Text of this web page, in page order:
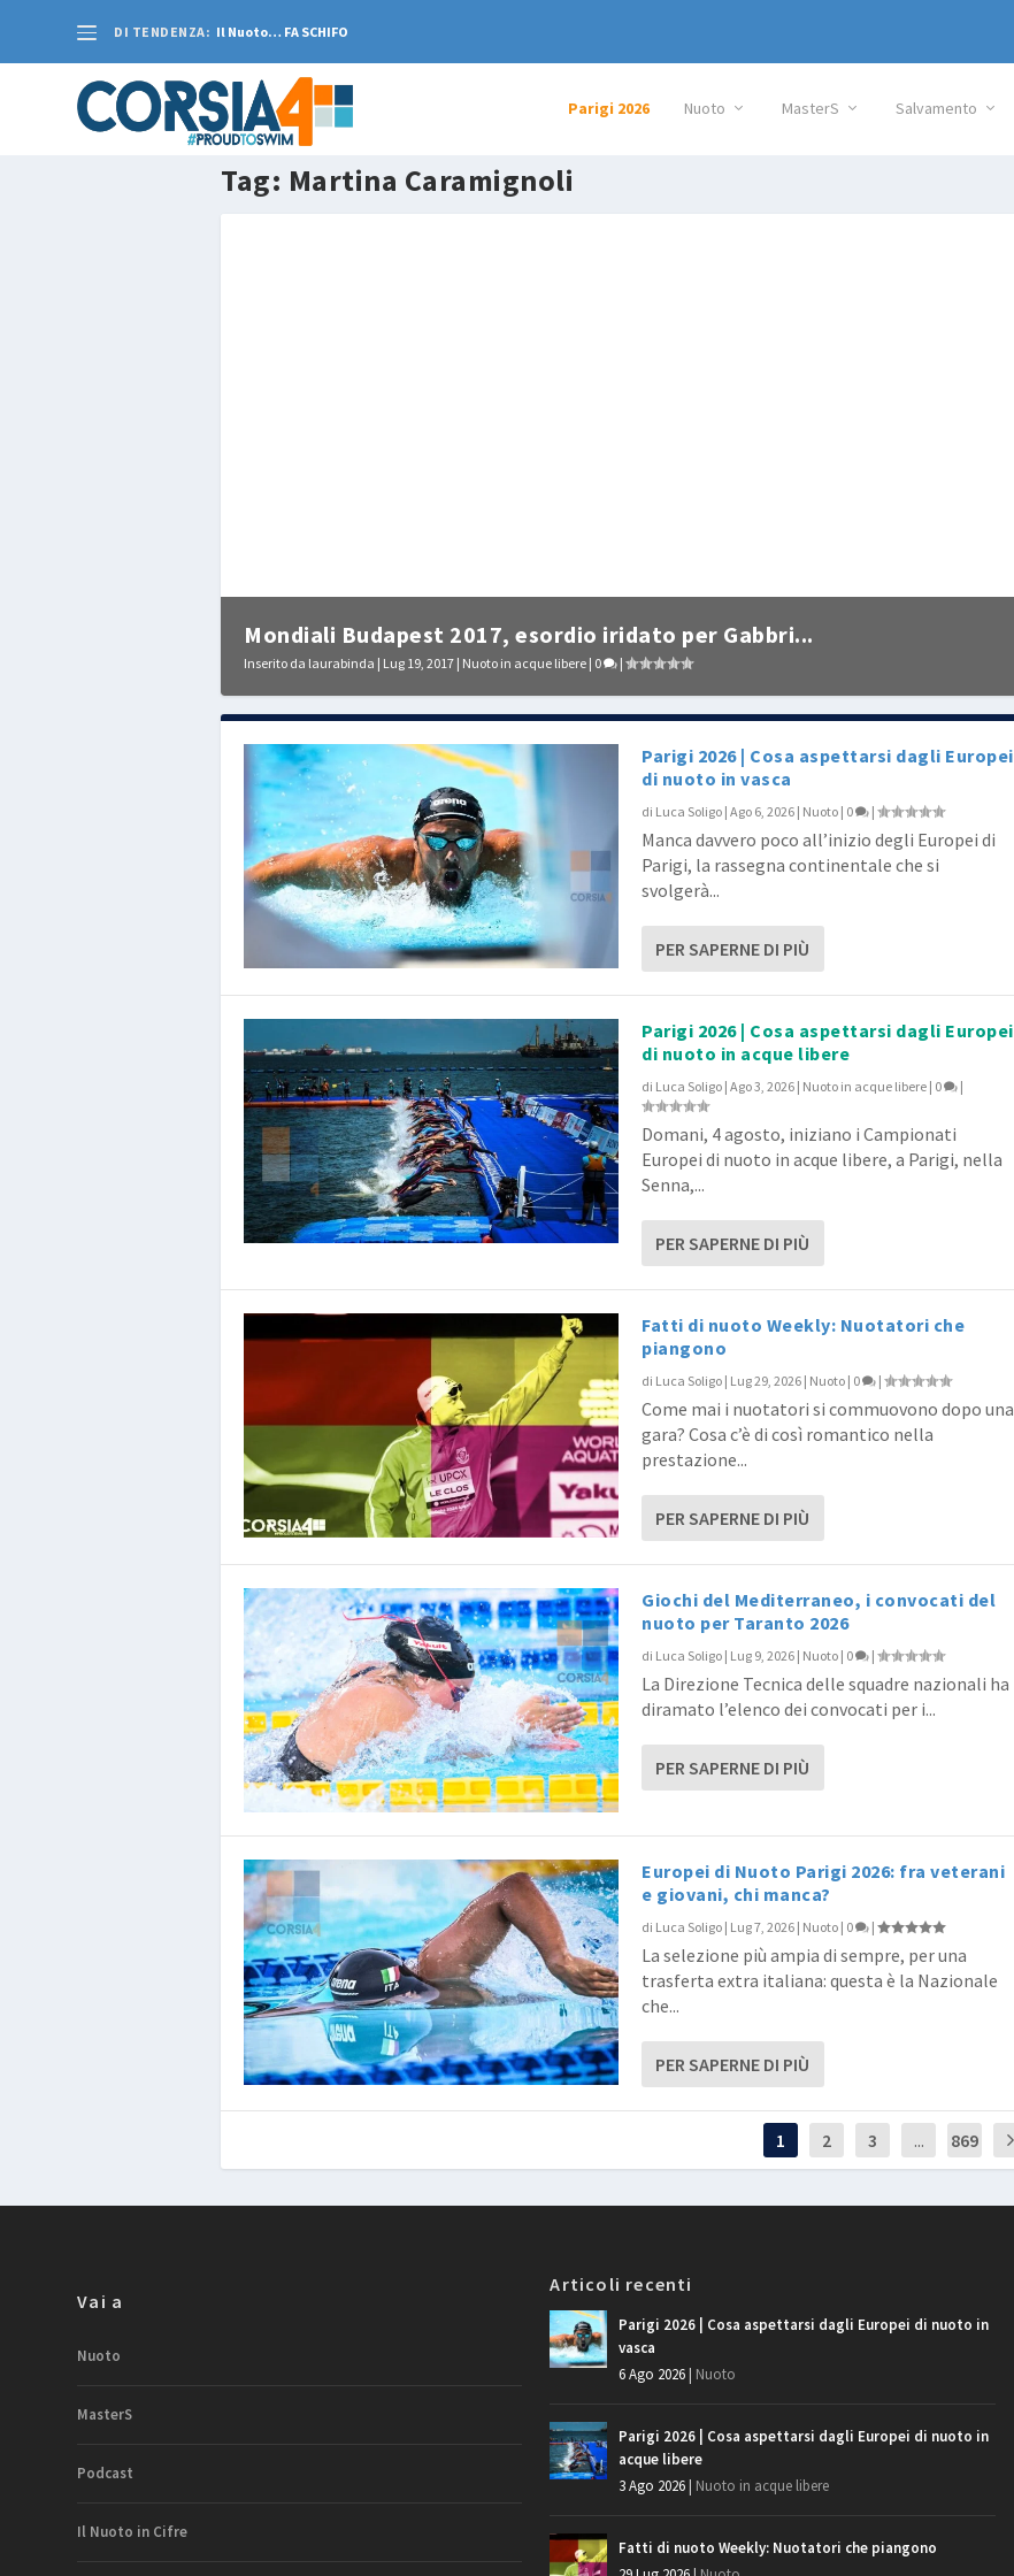
DI TENDENZA: Il Nuoto… FA SCHIFO
Parigi 2026 Nuoto MasterS Salvamento
Tag: Martina Caramignoli
Mondiali Budapest 2017, esordio iridato per Gabbri...
Inserito da laurabinda | Lug 19, 2017 | Nuoto in acque libere | 0 |
Parigi 2026 | Cosa aspettarsi dagli Europei
di nuoto in vasca
di Luca Soligo | Ago 6, 2026 | Nuoto | 0 |
Manca davvero poco all’inizio degli Europei di
Parigi, la rassegna continentale che si
svolgerà...
PER SAPERNE DI PIÙ
Parigi 2026 | Cosa aspettarsi dagli Europei
di nuoto in acque libere
di Luca Soligo | Ago 3, 2026 | Nuoto in acque libere | 0 |
Domani, 4 agosto, iniziano i Campionati
Europei di nuoto in acque libere, a Parigi, nella
Senna,...
PER SAPERNE DI PIÙ
Fatti di nuoto Weekly: Nuotatori che
piangono
di Luca Soligo | Lug 29, 2026 | Nuoto | 0 |
Come mai i nuotatori si commuovono dopo una
gara? Cosa c’è di così romantico nella
prestazione...
PER SAPERNE DI PIÙ
Giochi del Mediterraneo, i convocati del
nuoto per Taranto 2026
di Luca Soligo | Lug 9, 2026 | Nuoto | 0 |
La Direzione Tecnica delle squadre nazionali ha
diramato l’elenco dei convocati per i...
PER SAPERNE DI PIÙ
Europei di Nuoto Parigi 2026: fra veterani
e giovani, chi manca?
di Luca Soligo | Lug 7, 2026 | Nuoto | 0 |
La selezione più ampia di sempre, per una
trasferta extra italiana: questa è la Nazionale
che...
PER SAPERNE DI PIÙ
1 2 3 ... 869
Vai a
Nuoto
MasterS
Podcast
Il Nuoto in Cifre
Articoli recenti
Parigi 2026 | Cosa aspettarsi dagli Europei di nuoto in
vasca
6 Ago 2026| Nuoto
Parigi 2026 | Cosa aspettarsi dagli Europei di nuoto in
acque libere
3 Ago 2026| Nuoto in acque libere
Fatti di nuoto Weekly: Nuotatori che piangono